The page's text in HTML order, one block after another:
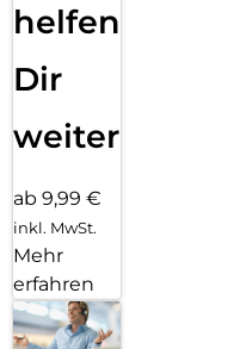
helfen
Dir
weiter
ab 9,99 €
inkl. MwSt.
Mehr
erfahren